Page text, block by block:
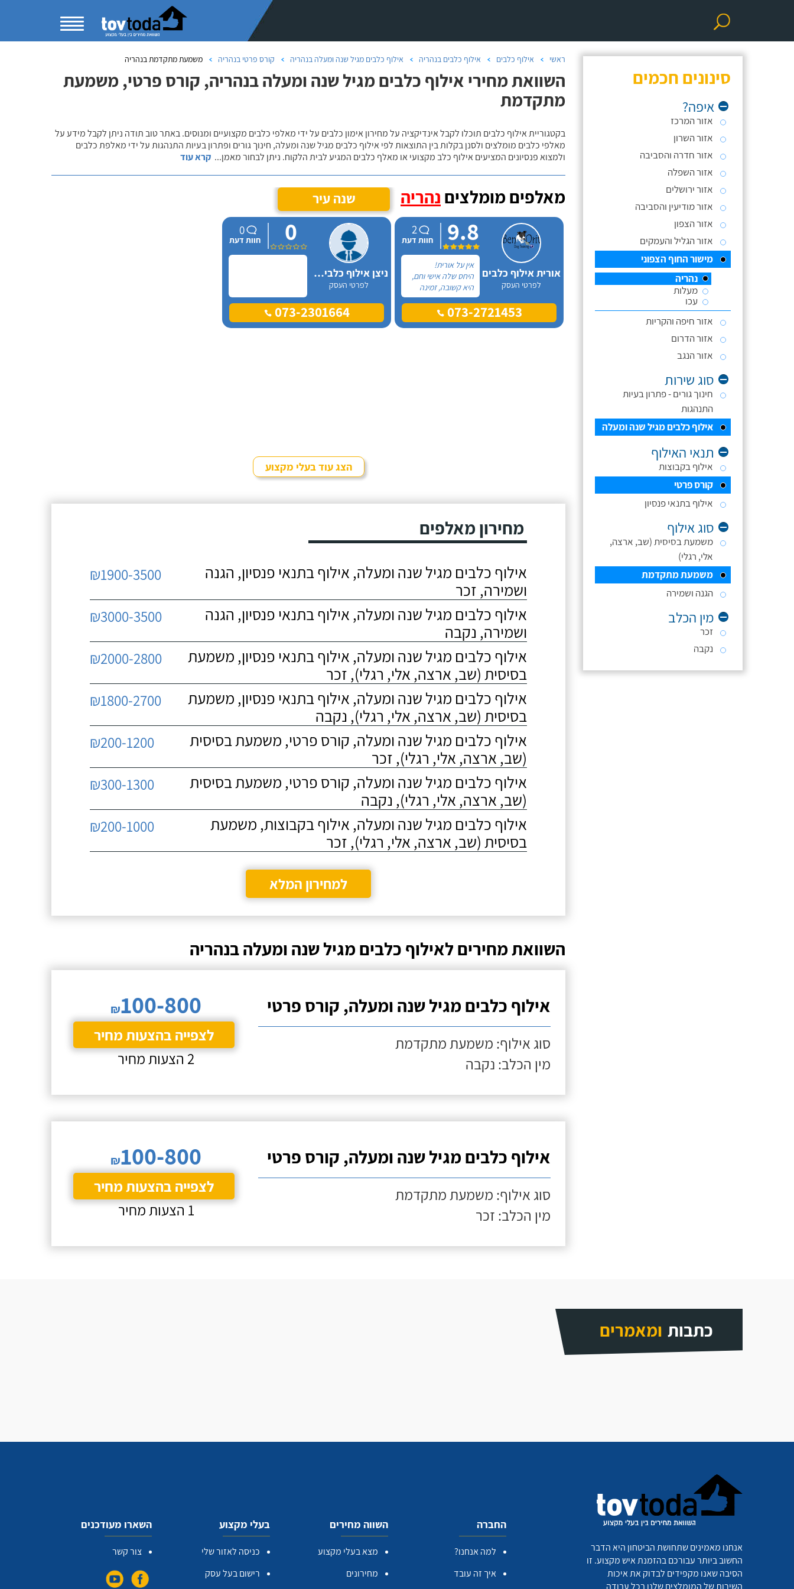
סינונים חכמים
איפה?
אזור המרכז
אזור השרון
אזור חדרה והסביבה
אזור השפלה
אזור ירושלים
אזור מודיעין והסביבה
אזור הצפון
אזור הגליל והעמקים
מישור החוף הצפוני
נהריה
מעלות
עכו
אזור חיפה והקריות
אזור הדרום
אזור הנגב
סוג שירות
חינוך גורים - פתרון בעיות
התנהגות
אילוף כלבים מגיל שנה ומעלה
תנאי האילוף
אילוף בקבוצות
קורס פרטי
אילוף בתנאי פנסיון
סוג אילוף
משמעת בסיסית (שב, ארצה,
אלי, רגלי)
משמעת מתקדמת
הגנה ושמירה
מין הכלב
זכר
נקבה
ראשי אילוף כלבים אילוף כלבים בנהריה אילוף כלבים מגיל שנה ומעלה בנהריה קורס פרטי בנהריה משמעת מתקדמת בנהריה
השוואת מחירי אילוף כלבים מגיל שנה ומעלה בנהריה, קורס פרטי, משמעת
מתקדמת
בקטגוריית אילוף כלבים תוכלו לקבל אינדיקציה על מחירון אימון כלבים על ידי מאלפי כלבים מקצועיים ומנוסים. באתר טוב תודה ניתן לקבל מידע על
מאלפי כלבים מומלצים ולסנן בקלות בין התוצאות לפי אילוף כלבים מגיל שנה ומעלה, חינוך גורים ופתרון בעיות התנהגות על ידי מאלפת כלבים
ולמצוא פנסיונים המציעים אילוף כלב מקצועי או מאלף כלבים המגיע לבית הלקוח. ניתן לבחור מאמן... קרא עוד
מאלפים מומלצים נהריה שנה עיר
אורית אילוף כלבים
לפרטי העסק
9.8
2
חוות דעת
אין על אורית!
היחס שלה אישי וחם,
היא קשובה, זמינה
און-ליין לכל שאלה
ובאמת שמגיעות לה
רק מחמאות. אל
073-2721453
ניצן אילוף כלבים על הכנרת
לפרטי העסק
0
0
חוות דעת
073-2301664
הצג עוד בעלי מקצוע
מחירון מאלפים
אילוף כלבים מגיל שנה ומעלה, אילוף בתנאי פנסיון, הגנה
ושמירה, זכר
₪1900-3500
אילוף כלבים מגיל שנה ומעלה, אילוף בתנאי פנסיון, הגנה
ושמירה, נקבה
₪3000-3500
אילוף כלבים מגיל שנה ומעלה, אילוף בתנאי פנסיון, משמעת
בסיסית (שב, ארצה, אלי, רגלי), זכר
₪2000-2800
אילוף כלבים מגיל שנה ומעלה, אילוף בתנאי פנסיון, משמעת
בסיסית (שב, ארצה, אלי, רגלי), נקבה
₪1800-2700
אילוף כלבים מגיל שנה ומעלה, קורס פרטי, משמעת בסיסית
(שב, ארצה, אלי, רגלי), זכר
₪200-1200
אילוף כלבים מגיל שנה ומעלה, קורס פרטי, משמעת בסיסית
(שב, ארצה, אלי, רגלי), נקבה
₪300-1300
אילוף כלבים מגיל שנה ומעלה, אילוף בקבוצות, משמעת
בסיסית (שב, ארצה, אלי, רגלי), זכר
₪200-1000
למחירון המלא
השוואת מחירים לאילוף כלבים מגיל שנה ומעלה בנהריה
אילוף כלבים מגיל שנה ומעלה, קורס פרטי
סוג אילוף: משמעת מתקדמת
מין הכלב: נקבה
₪100-800
לצפייה בהצעות מחיר
2 הצעות מחיר
אילוף כלבים מגיל שנה ומעלה, קורס פרטי
סוג אילוף: משמעת מתקדמת
מין הכלב: זכר
₪100-800
לצפייה בהצעות מחיר
1 הצעות מחיר
כתבות ומאמרים
אנחנו מאמינים שתחושת הביטחון היא הדבר
החשוב ביותר עבורכם בהזמנת איש מקצוע. זו
הסיבה שאנו מקפידים לבדוק את איכות
השירות של המומלצים שלנו בכל עבודה
החברה
למה אנחנו?
איך זה עובד
השווה מחירים
מצא בעלי מקצוע
מחירונים
בעלי מקצוע
כניסה לאזור שלי
רישום בעל עסק
השארו מעודכנים
צור קשר